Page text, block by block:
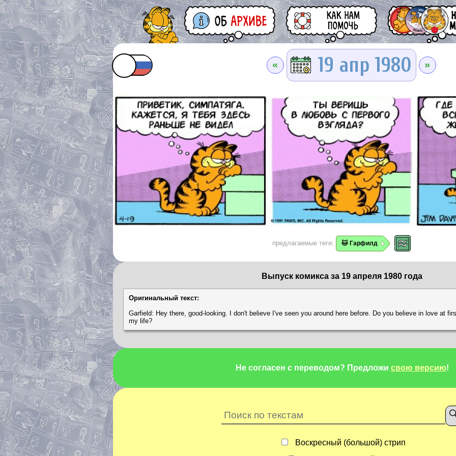
« 19 апр 1980 »
предлагаемые теги: 🐱 Гарфилд
Выпуск комикса за 19 апреля 1980 года
Оригинальный текст:
Garfield: Hey there, good-looking. I don't believe I've seen you around here before. Do you believe in love at
my life?
Не согласен с переводом? Предложи свою версию!
Воскресный (большой) стрип